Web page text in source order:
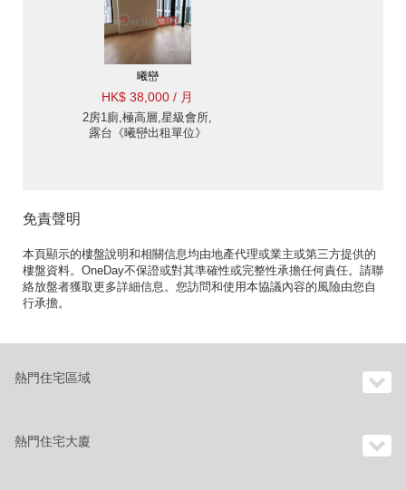
曦巒
HK$ 38,000 / 月
2房1廁,極高層,星級會所,
露台《曦巒出租單位》
免責聲明
本頁顯示的樓盤說明和相關信息均由地產代理或業主或第三方提供的
樓盤資料。OneDay不保證或對其準確性或完整性承擔任何責任。請聯
絡放盤者獲取更多詳細信息。您訪問和使用本協議內容的風險由您自
行承擔。
熱門住宅區域
熱門住宅大廈